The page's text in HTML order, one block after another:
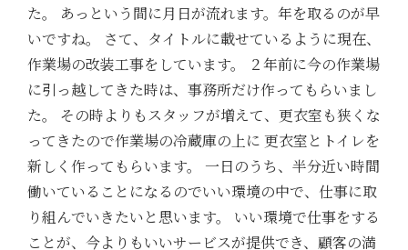
た。 あっという間に月日が流れます。年を取るのが早
いですね。 さて、タイトルに載せているように現在、
作業場の改装工事をしています。 ２年前に今の作業場
に引っ越してきた時は、事務所だけ作ってもらいまし
た。 その時よりもスタッフが増えて、更衣室も狭くな
ってきたので作業場の冷蔵庫の上に 更衣室とトイレを
新しく作ってもらいます。 一日のうち、半分近い時間
働いていることになるのでいい環境の中で、仕事に取
り組んでいきたいと思います。 いい環境で仕事をする
ことが、今よりもいいサービスが提供でき、顧客の満